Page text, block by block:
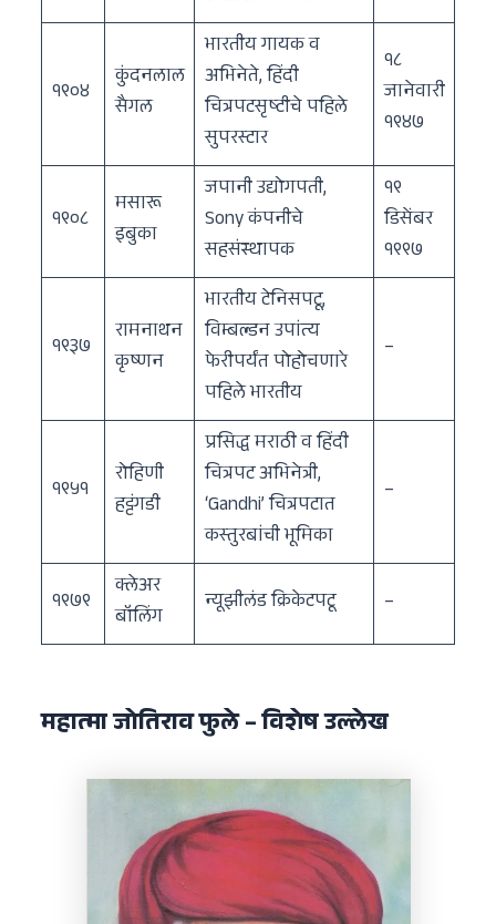
१९०४
कुंदनलाल
सैगल
भारतीय गायक व
अभिनेते, हिंदी
चित्रपटसृष्टीचे पहिले
सुपरस्टार
१८
जानेवारी
१९४७
१९०८
मसारू
इबुका
जपानी उद्योगपती,
Sony कंपनीचे
सहसंस्थापक
१९
डिसेंबर
१९९७
१९३७
रामनाथन
कृष्णन
भारतीय टेनिसपटू,
विम्बल्डन उपांत्य
फेरीपर्यंत पोहोचणारे
पहिले भारतीय
–
१९५१
रोहिणी
हट्टंगडी
प्रसिद्ध मराठी व हिंदी
चित्रपट अभिनेत्री,
‘Gandhi’ चित्रपटात
कस्तुरबांची भूमिका
–
१९७९
क्लेअर
बॉलिंग
न्यूझीलंड क्रिकेटपटू –
महात्मा जोतिराव फुले – विशेष उल्लेख